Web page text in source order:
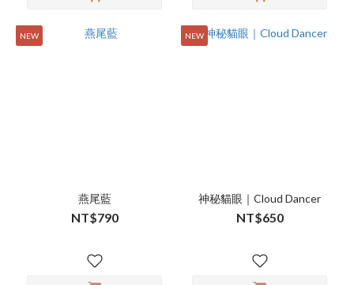
NEW
燕尾藍
NT$790
NEW
神秘貓眼｜Cloud Dancer
NT$650